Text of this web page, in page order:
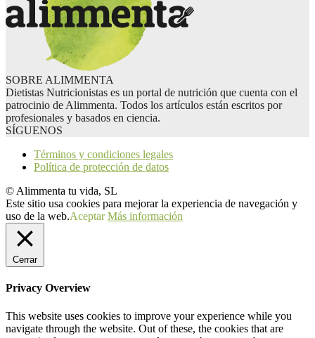
SOBRE ALIMMENTA
Dietistas Nutricionistas es un portal de nutrición que cuenta con el
patrocinio de Alimmenta. Todos los artículos están escritos por
profesionales y basados en ciencia.
SÍGUENOS
Términos y condiciones legales
Política de protección de datos
© Alimmenta tu vida, SL
Este sitio usa cookies para mejorar la experiencia de navegación y
uso de la web.Aceptar Más información
Cerrar
Privacy Overview
This website uses cookies to improve your experience while you
navigate through the website. Out of these, the cookies that are